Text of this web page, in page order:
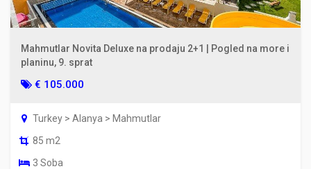
Mahmutlar Novita Deluxe na prodaju 2+1 | Pogled na more i
planinu, 9. sprat
€ 105.000
Turkey > Alanya > Mahmutlar
85 m2
3 Soba